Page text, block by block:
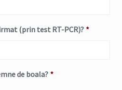
(prin test RT-PCR)? *
de boala? *